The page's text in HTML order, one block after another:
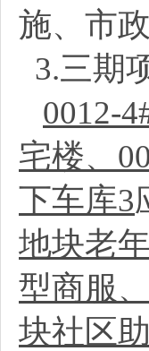
施、市
3.三期
0012-
宅楼、
下车库3
地块老
型商服
块社区